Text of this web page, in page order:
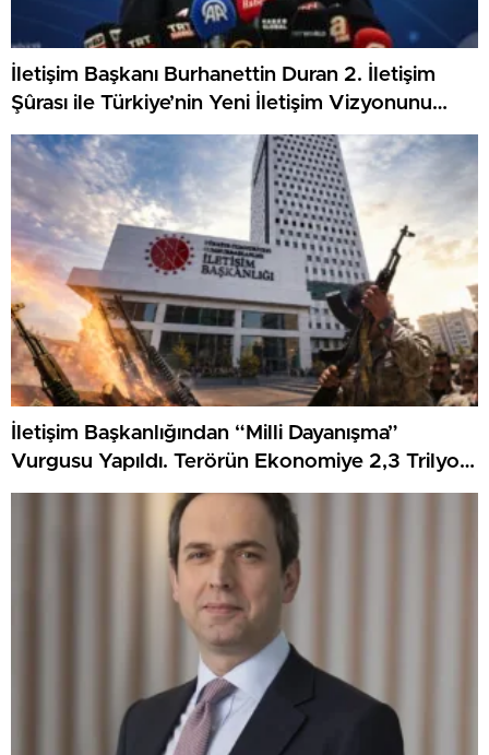
İletişim Başkanı Burhanettin Duran 2. İletişim
Şûrası ile Türkiye’nin Yeni İletişim Vizyonunu
Açıkladı
İletişim Başkanlığından “Milli Dayanışma”
Vurgusu Yapıldı. Terörün Ekonomiye 2,3 Trilyon
Dolarlık Maliyeti Anlatıldı.